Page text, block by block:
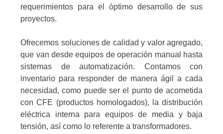
requerimientos para el óptimo desarrollo de sus
proyectos.
Ofrecemos soluciones de calidad y valor agregado,
que van desde equipos de operación manual hasta
sistemas de automatización. Contamos con
inventario para responder de manera ágil a cada
necesidad, como puede ser el punto de acometida
con CFE (productos homologados), la distribución
eléctrica interna para equipos de media y baja
tensión, así como lo referente a transformadores.